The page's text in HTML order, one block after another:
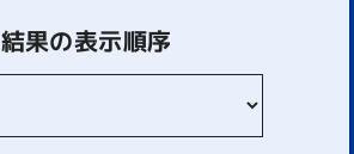
結果の表示順序